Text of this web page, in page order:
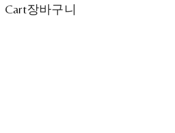
Cart장바구니